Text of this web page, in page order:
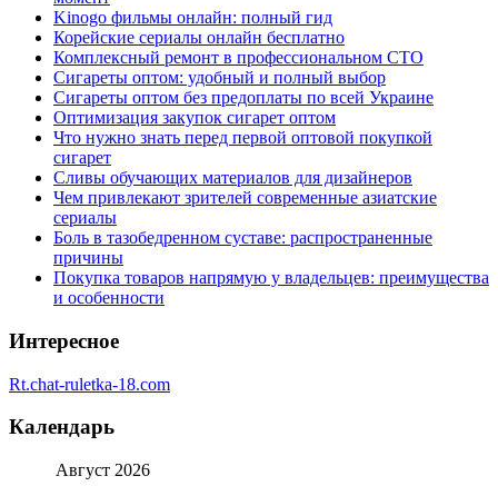
Kinogo фильмы онлайн: полный гид
Корейские сериалы онлайн бесплатно
Комплексный ремонт в профессиональном СТО
Сигареты оптом: удобный и полный выбор
Сигареты оптом без предоплаты по всей Украине
Оптимизация закупок сигарет оптом
Что нужно знать перед первой оптовой покупкой
сигарет
Сливы обучающих материалов для дизайнеров
Чем привлекают зрителей современные азиатские
сериалы
Боль в тазобедренном суставе: распространенные
причины
Покупка товаров напрямую у владельцев: преимущества
и особенности
Интересное
Rt.chat-ruletka-18.com
Календарь
Август 2026